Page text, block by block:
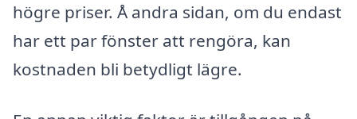
högre priser. Å andra sidan, om du endast
har ett par fönster att rengöra, kan
kostnaden bli betydligt lägre.